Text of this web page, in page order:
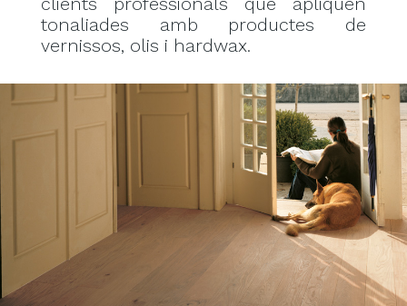
tonaliades amb productes de
vernissos, olis i hardwax.